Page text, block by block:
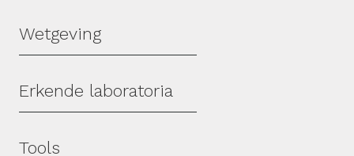
Wetgeving
Erkende laboratoria
Tools